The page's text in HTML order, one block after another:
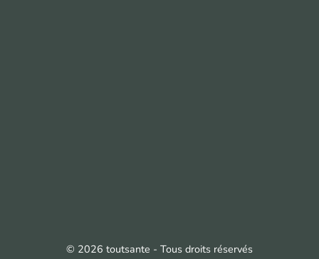
© 2026 toutsante - Tous droits réservés